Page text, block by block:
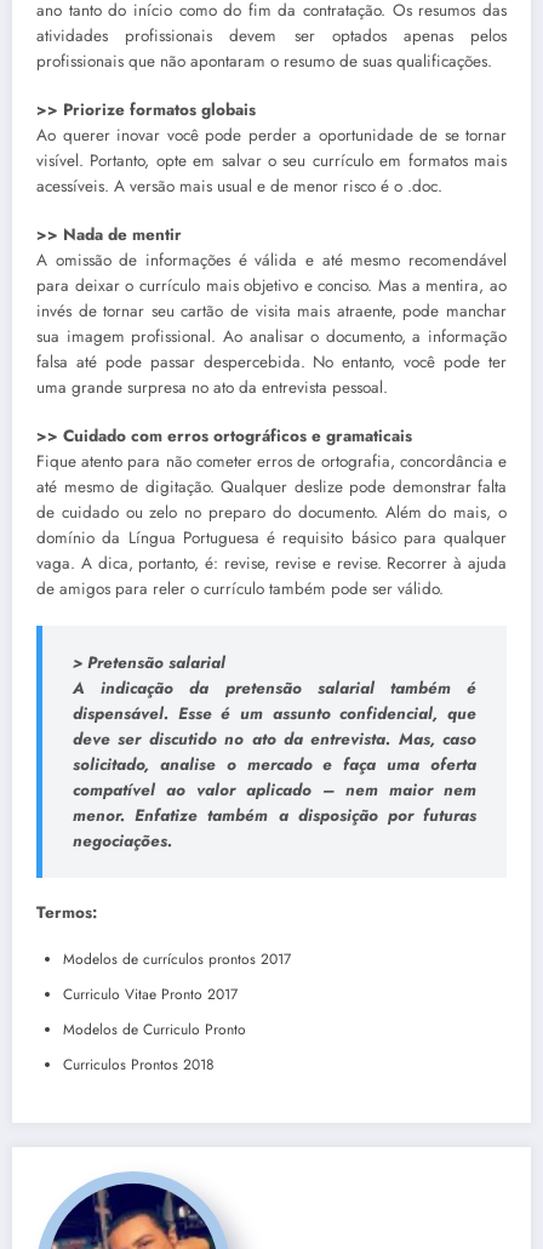
ano tanto do início como do fim da contratação. Os resumos das
atividades profissionais devem ser optados apenas pelos
profissionais que não apontaram o resumo de suas qualificações.
>> Priorize formatos globais
Ao querer inovar você pode perder a oportunidade de se tornar
visível. Portanto, opte em salvar o seu currículo em formatos mais
acessíveis. A versão mais usual e de menor risco é o .doc.
>> Nada de mentir
A omissão de informações é válida e até mesmo recomendável
para deixar o currículo mais objetivo e conciso. Mas a mentira, ao
invés de tornar seu cartão de visita mais atraente, pode manchar
sua imagem profissional. Ao analisar o documento, a informação
falsa até pode passar despercebida. No entanto, você pode ter
uma grande surpresa no ato da entrevista pessoal.
>> Cuidado com erros ortográficos e gramaticais
Fique atento para não cometer erros de ortografia, concordância e
até mesmo de digitação. Qualquer deslize pode demonstrar falta
de cuidado ou zelo no preparo do documento. Além do mais, o
domínio da Língua Portuguesa é requisito básico para qualquer
vaga. A dica, portanto, é: revise, revise e revise. Recorrer à ajuda
de amigos para reler o currículo também pode ser válido.
> Pretensão salarial
A indicação da pretensão salarial também é
dispensável. Esse é um assunto confidencial, que
deve ser discutido no ato da entrevista. Mas, caso
solicitado, analise o mercado e faça uma oferta
compatível ao valor aplicado – nem maior nem
menor. Enfatize também a disposição por futuras
negociações.
Termos:
Modelos de currículos prontos 2017
Curriculo Vitae Pronto 2017
Modelos de Curriculo Pronto
Curriculos Prontos 2018